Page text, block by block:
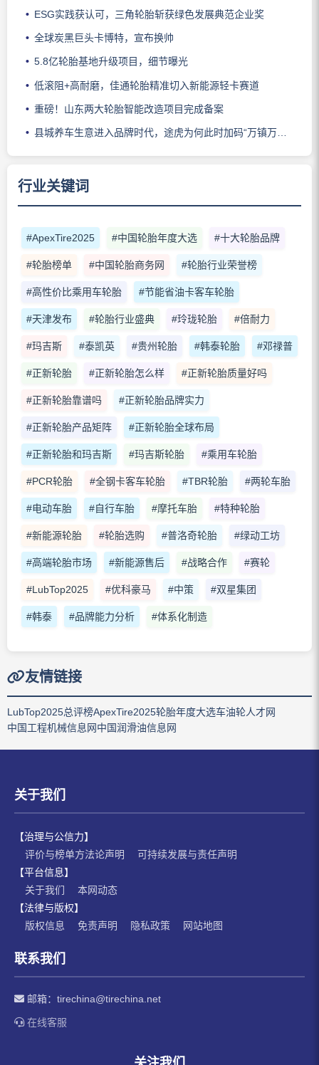
ESG实践获认可，三角轮胎斩获绿色发展典范企业奖
全球炭黑巨头卡博特，宣布换帅
5.8亿轮胎基地升级项目，细节曝光
低滚阻+高耐磨，佳通轮胎精准切入新能源轻卡赛道
重磅！山东两大轮胎智能改造项目完成备案
县城养车生意进入品牌时代，途虎为何此时加码“万镇万店”？
行业关键词
#ApexTire2025 #中国轮胎年度大选 #十大轮胎品牌
#轮胎榜单 #中国轮胎商务网 #轮胎行业荣誉榜
#高性价比乘用车轮胎 #节能省油卡客车轮胎
#天津发布 #轮胎行业盛典 #玲珑轮胎 #倍耐力
#玛吉斯 #泰凯英 #贵州轮胎 #韩泰轮胎 #邓禄普
#正新轮胎 #正新轮胎怎么样 #正新轮胎质量好吗
#正新轮胎靠谱吗 #正新轮胎品牌实力
#正新轮胎产品矩阵 #正新轮胎全球布局
#正新轮胎和玛吉斯 #玛吉斯轮胎 #乘用车轮胎
#PCR轮胎 #全钢卡客车轮胎 #TBR轮胎 #两轮车胎
#电动车胎 #自行车胎 #摩托车胎 #特种轮胎
#新能源轮胎 #轮胎选购 #普洛奇轮胎 #绿动工坊
#高端轮胎市场 #新能源售后 #战略合作 #赛轮
#LubTop2025 #优科豪马 #中策 #双星集团
#韩泰 #品牌能力分析 #体系化制造
友情链接
LubTop2025总评榜ApexTire2025轮胎年度大选车油轮人才网
中国工程机械信息网中国润滑油信息网
关于我们
【治理与公信力】
评价与榜单方法论声明
可持续发展与责任声明
【平台信息】
关于我们
本网动态
【法律与版权】
版权信息
免责声明 隐私政策 网站地图
联系我们
邮箱： tirechina@tirechina.net
在线客服